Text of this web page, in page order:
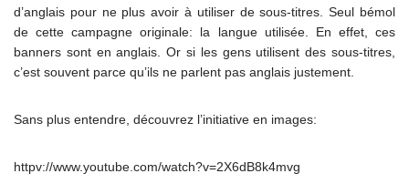
d’anglais pour ne plus avoir à utiliser de sous-titres. Seul bémol
de cette campagne originale: la langue utilisée. En effet, ces
banners sont en anglais. Or si les gens utilisent des sous-titres,
c’est souvent parce qu’ils ne parlent pas anglais justement.
Sans plus entendre, découvrez l’initiative en images:
httpv://www.youtube.com/watch?v=2X6dB8k4mvg